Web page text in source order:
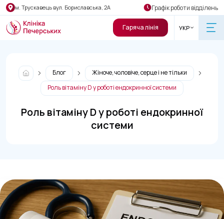
м. Трускавець вул. Бориславська, 2А Графік роботи відділень
Гаряча лінія УКР
Блог
Жіноче, чоловіче, серце і не тільки
Роль вітаміну D у роботі ендокринної системи
Роль вітаміну D у роботі ендокринної
системи